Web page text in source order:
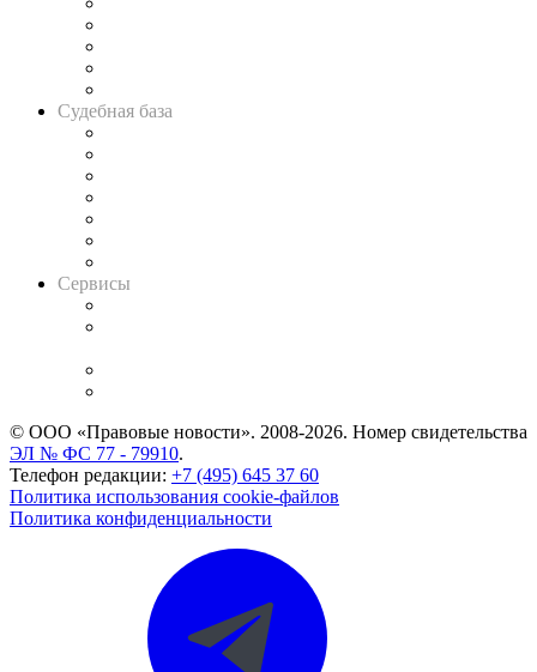
Судебная база
Сервисы
© ООО «Правовые новости». 2008-2026. Номер свидетельства
ЭЛ № ФС 77 - 79910.
Телефон редакции: +7 (495) 645 37 60
Политика использования cookie-файлов
Политика конфиденциальности